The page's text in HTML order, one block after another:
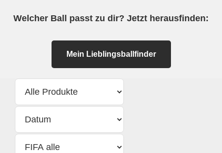
Welcher Ball passt zu dir? Jetzt herausfinden:
Mein Lieblingsballfinder